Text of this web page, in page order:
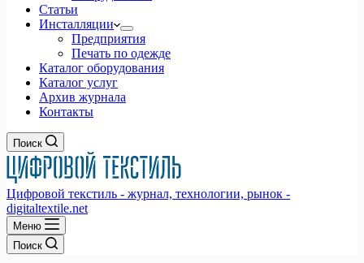
Статьи
Инсталляции
Предприятия
Печать по одежде
Каталог оборудования
Каталог услуг
Архив журнала
Контакты
Поиск
Цифровой текстиль - журнал, технологии, рынок -
digitaltextile.net
Меню
Поиск